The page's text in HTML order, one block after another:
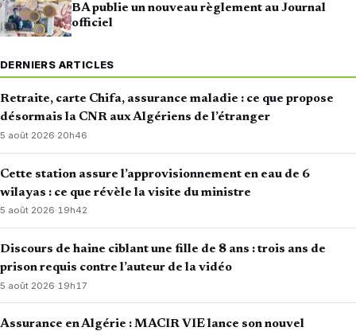
BA publie un nouveau règlement au Journal
officiel
DERNIERS ARTICLES
Retraite, carte Chifa, assurance maladie : ce que propose
désormais la CNR aux Algériens de l’étranger
5 août 2026·20h46
Cette station assure l’approvisionnement en eau de 6
wilayas : ce que révèle la visite du ministre
5 août 2026·19h42
Discours de haine ciblant une fille de 8 ans : trois ans de
prison requis contre l’auteur de la vidéo
5 août 2026· 19h17
Assurance en Algérie : MACIR VIE lance son nouvel